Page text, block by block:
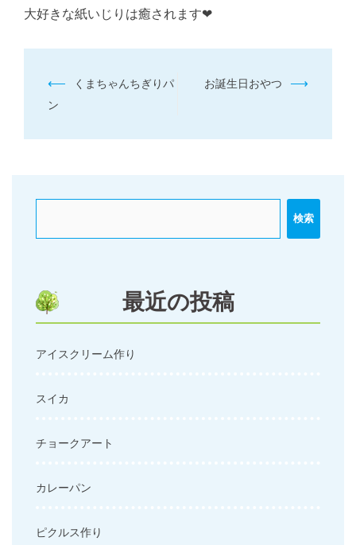
大好きな紙いじりは癒されます❤
投
稿
ー
⟵
くまちゃんちぎりパ
ン
お誕生日おやつ ⟶
検索
最近の投稿
アイスクリーム作り
スイカ
チョークアート
カレーパン
ピクルス作り